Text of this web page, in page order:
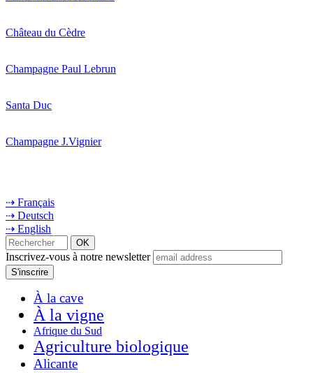
Château du Cèdre
Champagne Paul Lebrun
Santa Duc
Champagne J.Vignier
⇢ Français
⇢ Deutsch
⇢ English
Inscrivez-vous à notre newsletter
À la cave
À la vigne
Afrique du Sud
Agriculture biologique
Alicante